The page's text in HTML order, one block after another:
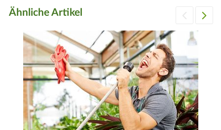
Ähnliche Artikel